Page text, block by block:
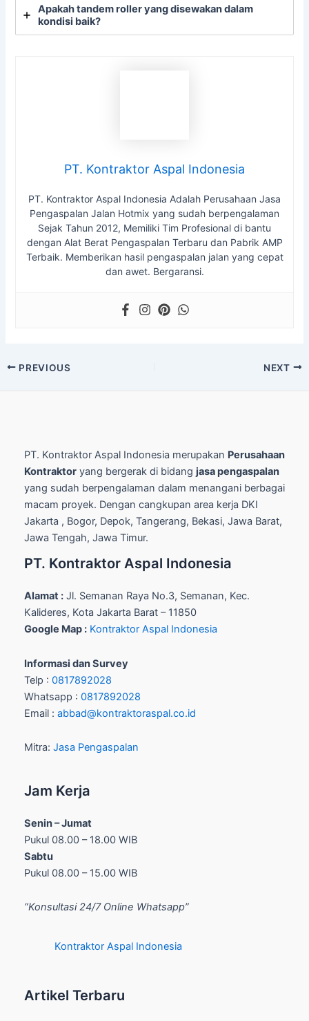
Apakah tandem roller yang disewakan dalam
kondisi baik?
PT. Kontraktor Aspal Indonesia
PT. Kontraktor Aspal Indonesia Adalah Perusahaan Jasa
Pengaspalan Jalan Hotmix yang sudah berpengalaman
Sejak Tahun 2012, Memiliki Tim Profesional di bantu
dengan Alat Berat Pengaspalan Terbaru dan Pabrik AMP
Terbaik. Memberikan hasil pengaspalan jalan yang cepat
dan awet. Bergaransi.
PostPREVIOUS NEXT
PT. Kontraktor Aspal Indonesia merupakan Perusahaan
Kontraktor yang bergerak di bidang jasa pengaspalan
yang sudah berpengalaman dalam menangani berbagai
macam proyek. Dengan cangkupan area kerja DKI
Jakarta , Bogor, Depok, Tangerang, Bekasi, Jawa Barat,
Jawa Tengah, Jawa Timur.
PT. Kontraktor Aspal Indonesia
Alamat : Jl. Semanan Raya No.3, Semanan, Kec.
Kalideres, Kota Jakarta Barat – 11850
Google Map : Kontraktor Aspal Indonesia
Informasi dan Survey
Telp : 0817892028
Whatsapp : 0817892028
Email : abbad@kontraktoraspal.co.id
Mitra: Jasa Pengaspalan
Jam Kerja
Senin – Jumat
Pukul 08.00 – 18.00 WIB
Sabtu
Pukul 08.00 – 15.00 WIB
“Konsultasi 24/7 Online Whatsapp”
Kontraktor Aspal Indonesia
Artikel Terbaru